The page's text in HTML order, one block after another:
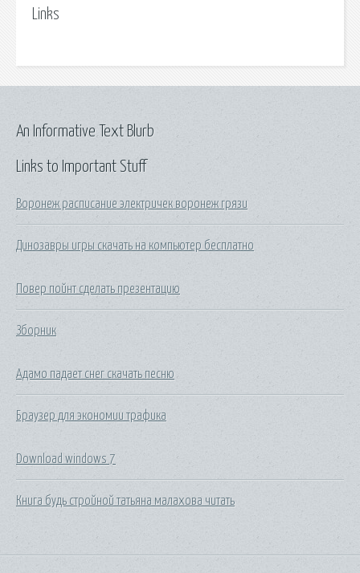
Links
Links to Important Stuff
Воронеж расписание электричек воронеж грязи
Динозавры игры скачать на компьютер бесплатно
Повер пойнт сделать презентацию
Зборник
Адамо падает снег скачать песню
Браузер для экономии трафика
Download windows 7
Книга будь стройной татьяна малахова читать
An Informative Text Blurb